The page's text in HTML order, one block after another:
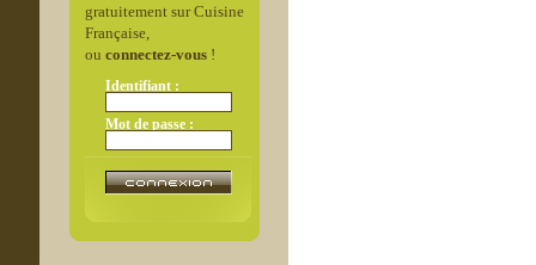
gratuitement sur Cuisine
Française,
ou connectez-vous!
Identifiant :
Mot de passe :